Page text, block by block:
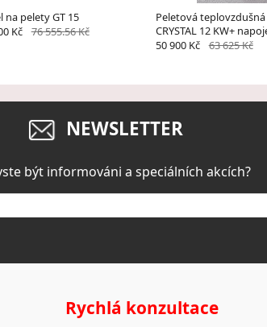
na pelety GT 15
Kč 76 555.56 Kč
Peletová
CRYSTAL 12 KW+
vzduchu
50 900 Kč 63 625 Kč
NEWSLETTER
být informováni a speciálních akcích?
Rychlá konzultace